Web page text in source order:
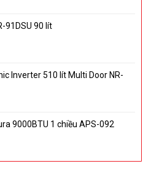
91DSU 90 lít
Inverter 510 lít Multi Door NR-
9000BTU 1 chiều APS-092